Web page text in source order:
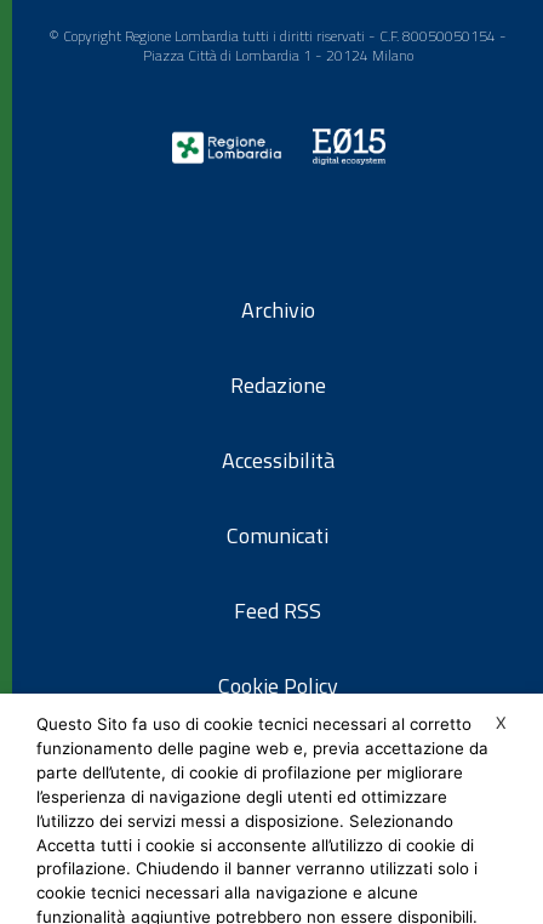
© Copyright Regione Lombardia tutti i diritti riservati - C.F. 80050050154 -
Piazza Città di Lombardia 1 - 20124 Milano
Archivio
Redazione
Accessibilità
Comunicati
Feed RSS
Cookie Policy
Informativa privacy
Note legali
Social Media Policy
X
Questo Sito fa uso di cookie tecnici necessari al corretto
funzionamento delle pagine web e, previa accettazione da
parte dell’utente, di cookie di profilazione per migliorare
l’esperienza di navigazione degli utenti ed ottimizzare
l’utilizzo dei servizi messi a disposizione. Selezionando
Accetta tutti i cookie si acconsente all’utilizzo di cookie di
profilazione. Chiudendo il banner verranno utilizzati solo i
cookie tecnici necessari alla navigazione e alcune
funzionalità aggiuntive potrebbero non essere disponibili.